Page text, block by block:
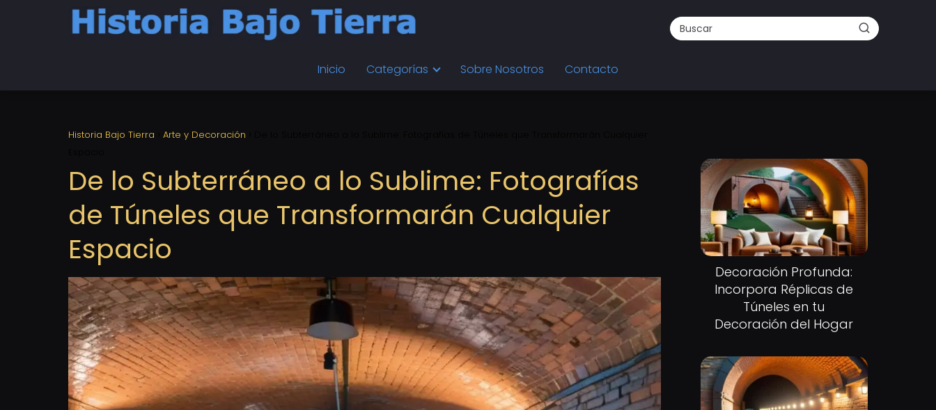
Inicio Categorías Sobre Nosotros Contacto
Historia Bajo Tierra Arte y Decoración
De lo Subterráneo a lo Sublime: Fotografías
de Túneles que Transformarán Cualquier
Espacio
Decoración Profunda:
Incorpora Réplicas de
Túneles en tu
Decoración del Hogar